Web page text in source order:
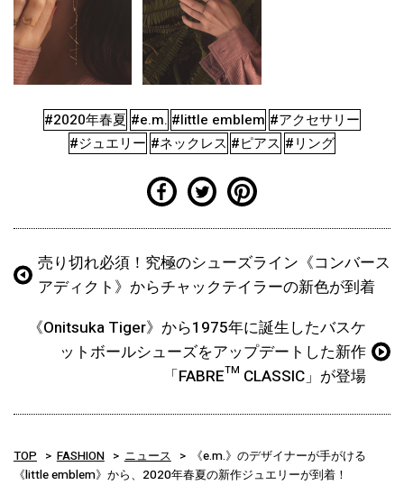
#2020年春夏 #e.m. #little emblem #アクセサリー
#ジュエリー #ネックレス #ピアス #リング
売り切れ必須！究極のシューズライン《コンバース
アディクト》からチャックテイラーの新色が到着
《Onitsuka Tiger》から1975年に誕生したバスケ
ットボールシューズをアップデートした新作
「FABRE™ CLASSIC」が登場
TOP FASHION ニュース
《e.m.》のデザイナーが手がける
《little emblem》から、2020年春夏の新作ジュエリーが到着！